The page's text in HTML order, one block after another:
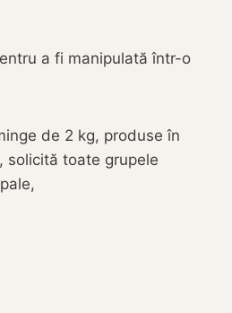
a fi manipulată într-o
de 2 kg, produse în
solicită toate grupele